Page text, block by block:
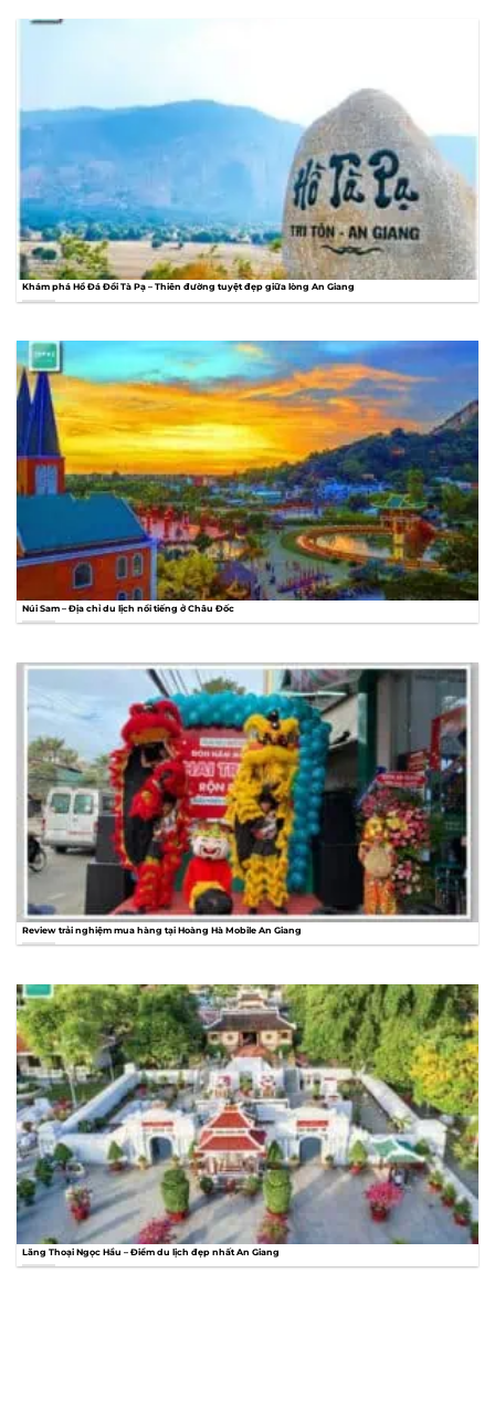
Khám phá Hồ Đá Đồi Tà Pạ – Thiên đường tuyệt đẹp giữa lòng An Giang
Núi Sam – Địa chỉ du lịch nổi tiếng ở Châu Đốc
Review trải nghiệm mua hàng tại Hoàng Hà Mobile An Giang
Lăng Thoại Ngọc Hầu – Điểm du lịch đẹp nhất An Giang